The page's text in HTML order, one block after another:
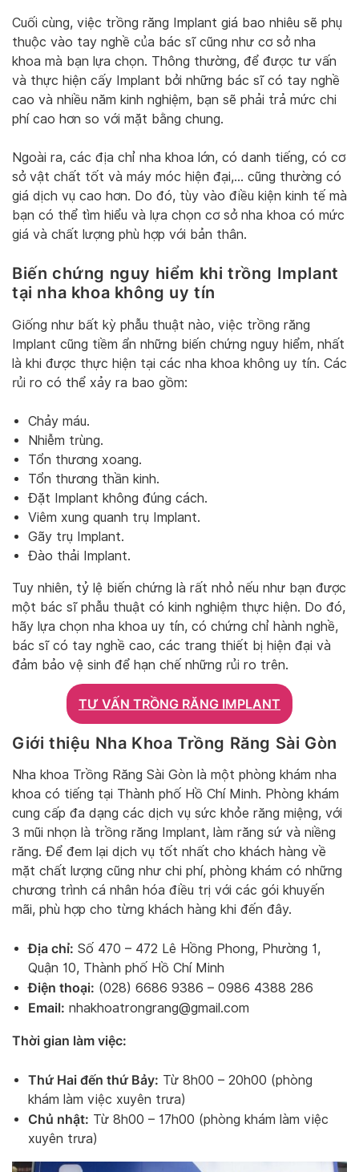
Cuối cùng, việc trồng răng Implant giá bao nhiêu sẽ phụ
thuộc vào tay nghề của bác sĩ cũng như cơ sở nha
khoa mà bạn lựa chọn. Thông thường, để được tư vấn
và thực hiện cấy Implant bởi những bác sĩ có tay nghề
cao và nhiều năm kinh nghiệm, bạn sẽ phải trả mức chi
phí cao hơn so với mặt bằng chung.
Ngoài ra, các địa chỉ nha khoa lớn, có danh tiếng, có cơ
sở vật chất tốt và máy móc hiện đại,… cũng thường có
giá dịch vụ cao hơn. Do đó, tùy vào điều kiện kinh tế mà
bạn có thể tìm hiểu và lựa chọn cơ sở nha khoa có mức
giá và chất lượng phù hợp với bản thân.
Biến chứng nguy hiểm khi trồng Implant
tại nha khoa không uy tín
Giống như bất kỳ phẫu thuật nào, việc trồng răng
Implant cũng tiềm ẩn những biến chứng nguy hiểm, nhất
là khi được thực hiện tại các nha khoa không uy tín. Các
rủi ro có thể xảy ra bao gồm:
Chảy máu.
Nhiễm trùng.
Tổn thương xoang.
Tổn thương thần kinh.
Đặt Implant không đúng cách.
Viêm xung quanh trụ Implant.
Gãy trụ Implant.
Đào thải Implant.
Tuy nhiên, tỷ lệ biến chứng là rất nhỏ nếu như bạn được
một bác sĩ phẫu thuật có kinh nghiệm thực hiện. Do đó,
hãy lựa chọn nha khoa uy tín, có chứng chỉ hành nghề,
bác sĩ có tay nghề cao, các trang thiết bị hiện đại và
đảm bảo vệ sinh để hạn chế những rủi ro trên.
TƯ VẤN TRỒNG RĂNG IMPLANT
Giới thiệu Nha Khoa Trồng Răng Sài Gòn
Nha khoa Trồng Răng Sài Gòn là một phòng khám nha
khoa có tiếng tại Thành phố Hồ Chí Minh. Phòng khám
cung cấp đa dạng các dịch vụ sức khỏe răng miệng, với
3 mũi nhọn là trồng răng Implant, làm răng sứ và niềng
răng. Để đem lại dịch vụ tốt nhất cho khách hàng về
mặt chất lượng cũng như chi phí, phòng khám có những
chương trình cá nhân hóa điều trị với các gói khuyến
mãi, phù hợp cho từng khách hàng khi đến đây.
Địa chỉ: Số 470 – 472 Lê Hồng Phong, Phường 1,
Quận 10, Thành phố Hồ Chí Minh
Điện thoại: (028) 6686 9386 – 0986 4388 286
Email: nhakhoatrongrang@gmail.com
Thời gian làm việc:
Thứ Hai đến thứ Bảy: Từ 8h00 – 20h00 (phòng
khám làm việc xuyên trưa)
Chủ nhật: Từ 8h00 – 17h00 (phòng khám làm việc
xuyên trưa)